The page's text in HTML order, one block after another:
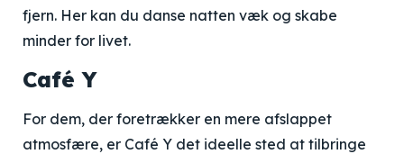
fjern. Her kan du danse natten væk og skabe
minder for livet.
Café Y
For dem, der foretrækker en mere afslappet
atmosfære, er Café Y det ideelle sted at tilbringe